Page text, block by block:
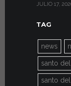
JULIO 17,
TAG
news
santo
santo